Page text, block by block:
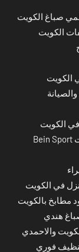
صباغ الكويت
الكويت
الكويت
اشتراك بي ان سبورت المنطقة العاشرة باقات Bein Sport
في الكويت
مطابخ بالكويت
هندي
والاحمدي
فوري